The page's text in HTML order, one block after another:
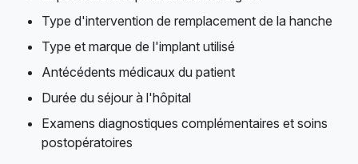
Type d'intervention de remplacement de la hanche
Type et marque de l'implant utilisé
Antécédents médicaux du patient
Durée du séjour à l'hôpital
Examens diagnostiques complémentaires et soins
postopératoires